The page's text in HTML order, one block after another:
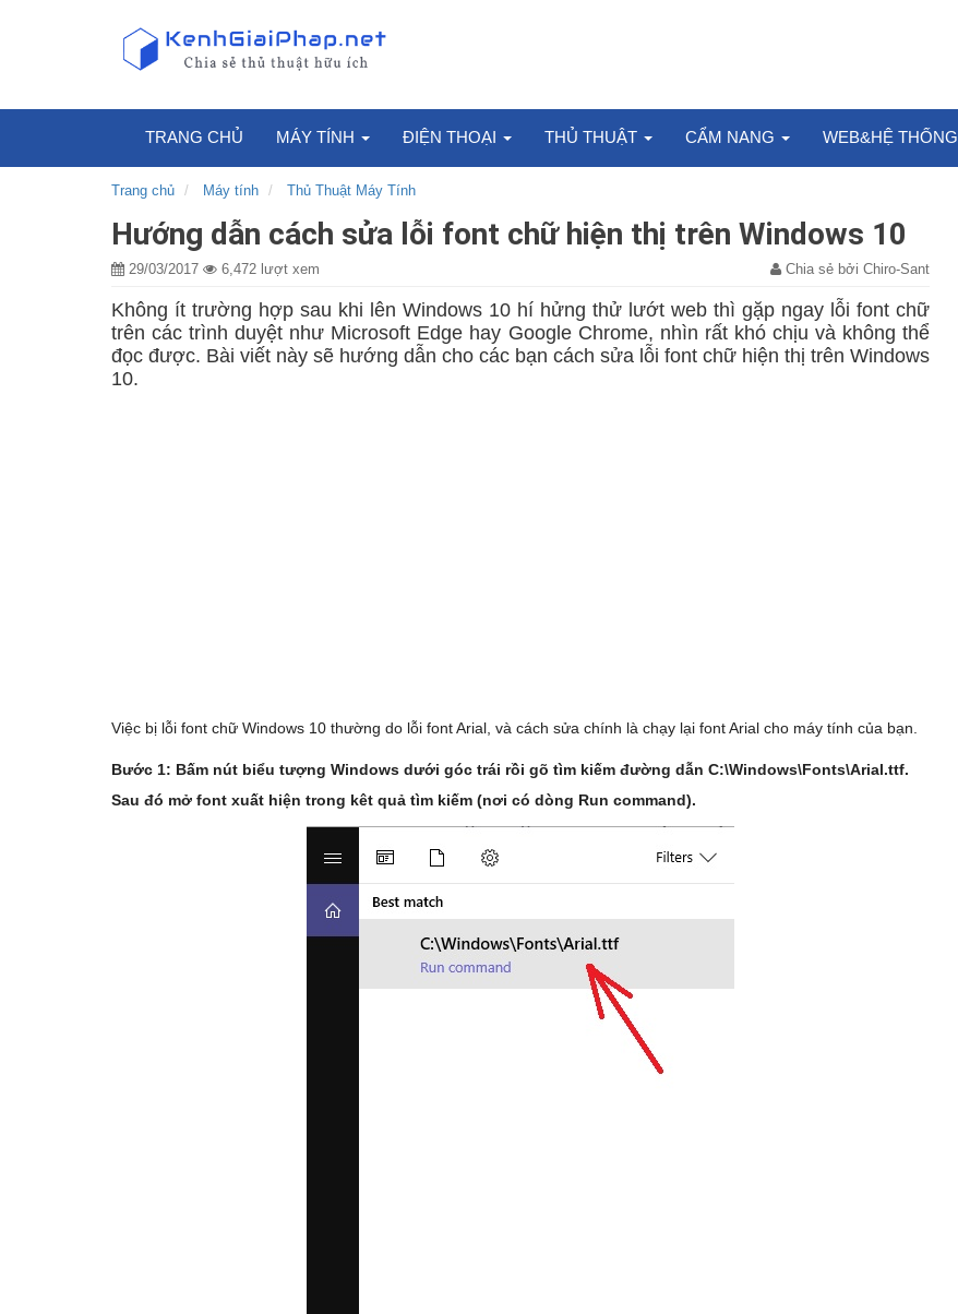
TRANG CHỦ MÁY TÍNH ĐIỆN THOẠI THỦ THUẬT CẨM NANG WEB&HỆ THỐNG
Trang chủ Máy tính Thủ Thuật Máy Tính
Hướng dẫn cách sửa lỗi font chữ hiện thị trên Windows 10
29/03/2017 6,472 lượt xem Chia sẻ bởi Chiro-Sant
Không ít trường hợp sau khi lên Windows 10 hí hửng thử lướt web thì gặp ngay lỗi font chữ
trên các trình duyệt như Microsoft Edge hay Google Chrome, nhìn rất khó chịu và không thể
đọc được. Bài viết này sẽ hướng dẫn cho các bạn cách sửa lỗi font chữ hiện thị trên Windows
10.
Việc bị lỗi font chữ Windows 10 thường do lỗi font Arial, và cách sửa chính là chạy lại font Arial cho máy tính của bạn.
Bước 1: Bấm nút biểu tượng Windows dưới góc trái rồi gõ tìm kiếm đường dẫn C:\Windows\Fonts\Arial.ttf.
Sau đó mở font xuất hiện trong kêt quả tìm kiếm (nơi có dòng Run command).